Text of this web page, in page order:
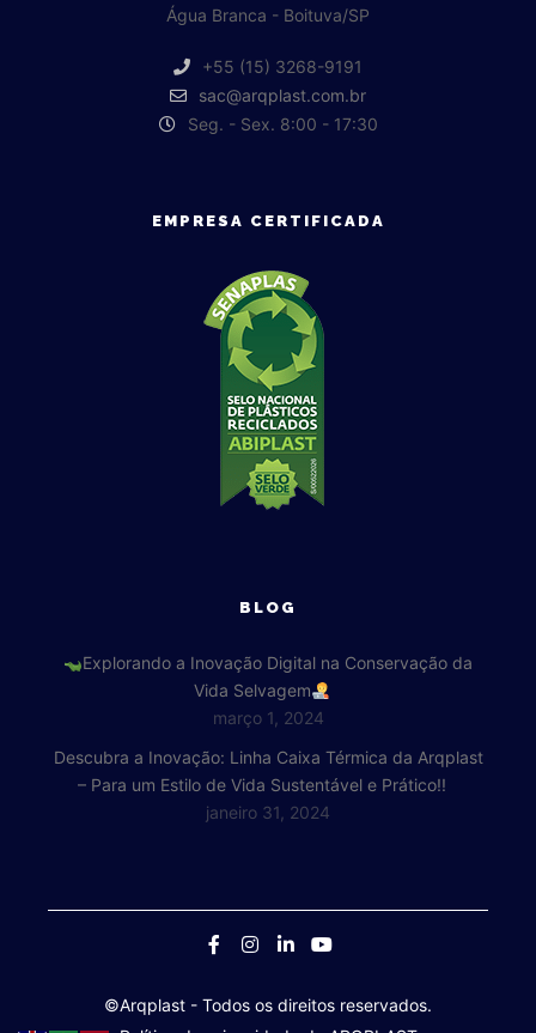
Água Branca - Boituva/SP
+55 (15) 3268-9191
sac@arqplast.com.br
Seg. - Sex. 8:00 - 17:30
EMPRESA CERTIFICADA
BLOG
Explorando a Inovação Digital na Conservação da
Vida Selvagem
março 1, 2024
Descubra a Inovação: Linha Caixa Térmica da Arqplast
– Para um Estilo de Vida Sustentável e Prático!!
janeiro 31, 2024
©Arqplast - Todos os direitos reservados.